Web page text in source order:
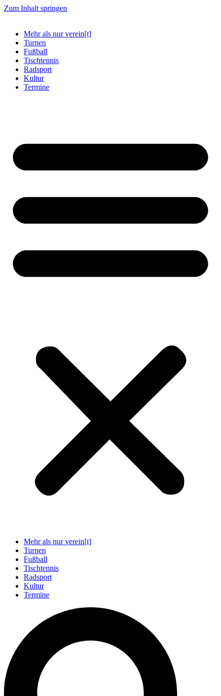
Zum Inhalt springen
Mehr als nur verein[t]
Turnen
Fußball
Tischtennis
Radsport
Kultur
Termine
Mehr als nur verein[t]
Turnen
Fußball
Tischtennis
Radsport
Kultur
Termine